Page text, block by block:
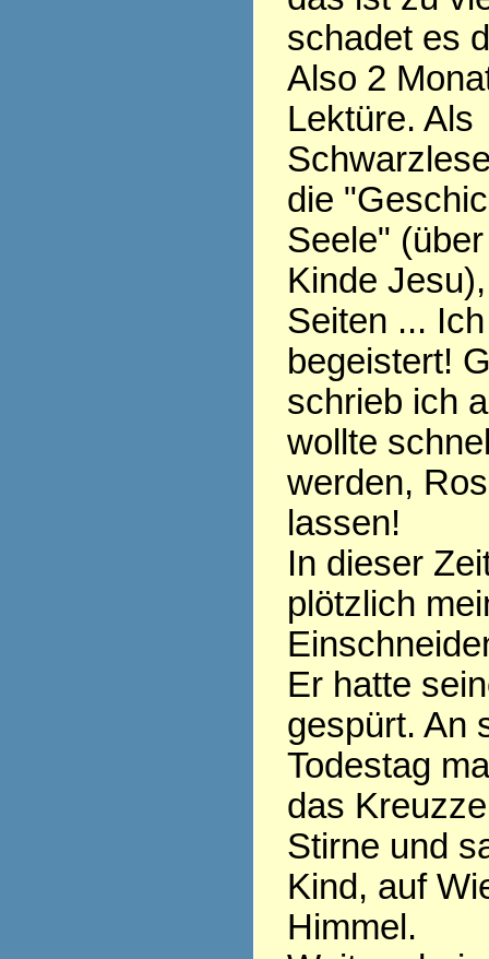
schadet es
Also 2
Lektüre. Als
die
Seele"
Kinde
Seiten ...
begeistert!
schrieb ich
wollte
werden,
lassen!
In dieser
plötzlich
Er hatte
gespürt. An
Todestag
das
Stirne und
Kind, auf
Himmel.